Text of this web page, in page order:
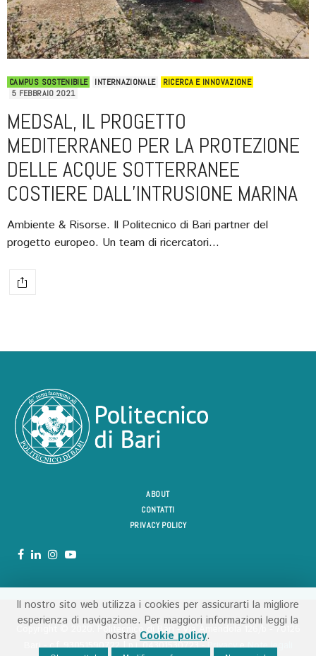
CAMPUS SOSTENIBILE INTERNAZIONALE
RICERCA E INNOVAZIONE
5 FEBBRAIO 2021
MEDSAL, IL PROGETTO
MEDITERRANEO PER LA PROTEZIONE
DELLE ACQUE SOTTERRANEE
COSTIERE DALL’INTRUSIONE MARINA
Ambiente & Risorse. Il Politecnico di Bari partner del
progetto europeo. Un team di ricercatori…
ABOUT
CONTATTI
PRIVACY POLICY
Copyright ©️ 2020. Politecnico di Bari - Via Amendola 126/b - 70126
Bari - c.f. 93051590722 | p.i. 04301530723 -PrivacyeNote legali
Il nostro sito web utilizza i cookies per assicurarti la migliore
esperienza di navigazione. Per maggiori informazioni leggi la
nostra Cookie policy.